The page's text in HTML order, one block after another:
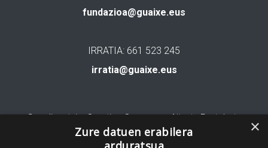
fundazioa@guaixe.eus
IRRATIA: 661 523 245
irratia@guaixe.eus
Gure lizentzia: Creative Commons Aitortu Partekatu ×
Zure datuen erabilera